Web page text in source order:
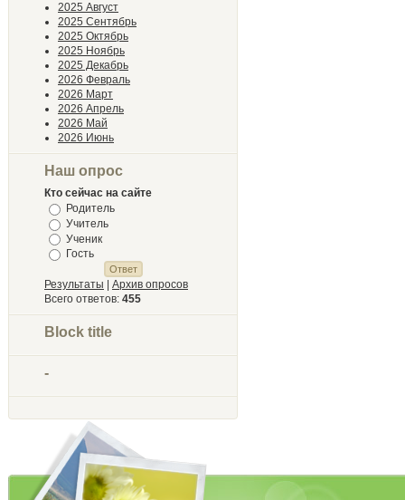
2025 Август
2025 Сентябрь
2025 Октябрь
2025 Ноябрь
2025 Декабрь
2026 Февраль
2026 Март
2026 Апрель
2026 Май
2026 Июнь
Наш опрос
Кто сейчас на сайте
Родитель
Учитель
Ученик
Гость
Результаты
Архив опросов
Всего ответов: 455
Block title
-